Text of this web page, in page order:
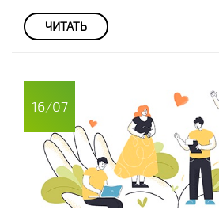
ЧИТАТЬ
16/07